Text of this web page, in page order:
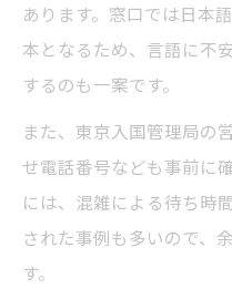
あります。窓口では日本
本となるため、言語に不
するのも一案です。
また、東京入国管理局の
せ電話番号なども事前に
には、混雑による待ち時
された事例も多いので、
す。